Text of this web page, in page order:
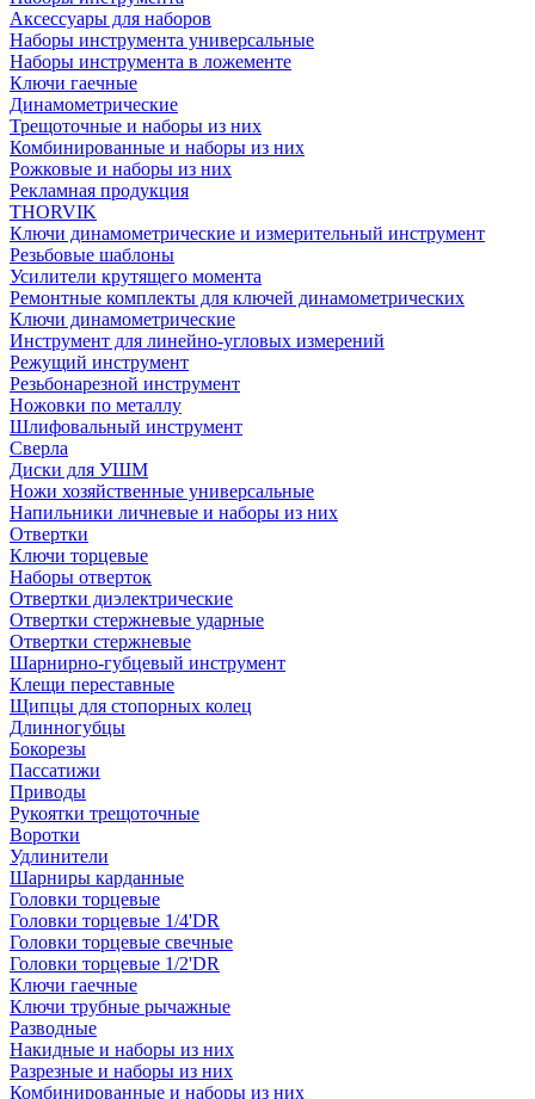
Аксессуары для наборов
Наборы инструмента универсальные
Наборы инструмента в ложементе
Ключи гаечные
Динамометрические
Трещоточные и наборы из них
Комбинированные и наборы из них
Рожковые и наборы из них
Рекламная продукция
THORVIK
Ключи динамометрические и измерительный инструмент
Резьбовые шаблоны
Усилители крутящего момента
Ремонтные комплекты для ключей динамометрических
Ключи динамометрические
Инструмент для линейно-угловых измерений
Режущий инструмент
Резьбонарезной инструмент
Ножовки по металлу
Шлифовальный инструмент
Сверла
Диски для УШМ
Ножи хозяйственные универсальные
Напильники личневые и наборы из них
Отвертки
Ключи торцевые
Наборы отверток
Отвертки диэлектрические
Отвертки стержневые ударные
Отвертки стержневые
Шарнирно-губцевый инструмент
Клещи переставные
Щипцы для стопорных колец
Длинногубцы
Бокорезы
Пассатижи
Приводы
Рукоятки трещоточные
Воротки
Удлинители
Шарниры карданные
Головки торцевые
Головки торцевые 1/4'DR
Головки торцевые свечные
Головки торцевые 1/2'DR
Ключи гаечные
Ключи трубные рычажные
Разводные
Накидные и наборы из них
Разрезные и наборы из них
Комбинированные и наборы из них